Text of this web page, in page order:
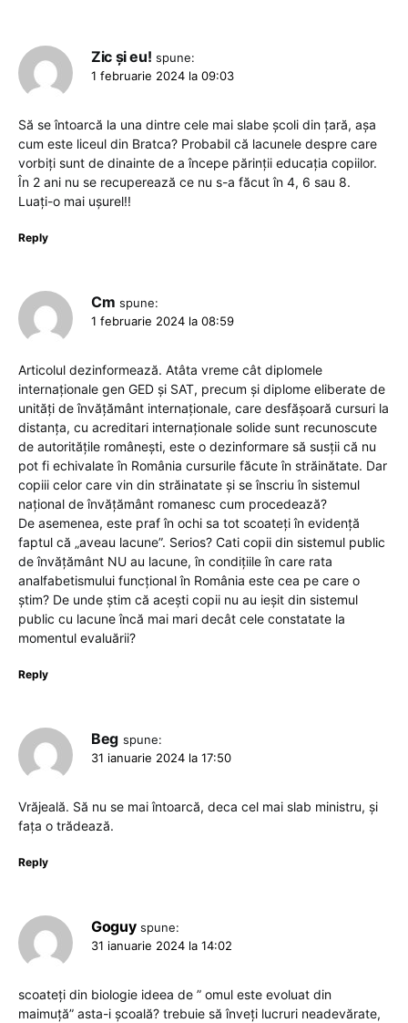
Zic și eu! spune:
1 februarie 2024 la 09:03
Să se întoarcă la una dintre cele mai slabe școli din țară, așa
cum este liceul din Bratca? Probabil că lacunele despre care
vorbiți sunt de dinainte de a începe părinții educația copiilor.
În 2 ani nu se recuperează ce nu s-a făcut în 4, 6 sau 8.
Luați-o mai ușurel!!
Reply
Cm spune:
1 februarie 2024 la 08:59
Articolul dezinformează. Atâta vreme cât diplomele
internaționale gen GED și SAT, precum și diplome eliberate de
unități de învățământ internaționale, care desfășoară cursuri la
distanța, cu acreditari internaționale solide sunt recunoscute
de autoritățile românești, este o dezinformare să susții că nu
pot fi echivalate în România cursurile făcute în străinătate. Dar
copiii celor care vin din străinatate și se înscriu în sistemul
național de învățământ romanesc cum procedează?
De asemenea, este praf în ochi sa tot scoateți în evidență
faptul că „aveau lacune”. Serios? Cati copii din sistemul public
de învățământ NU au lacune, în condițiile în care rata
analfabetismului funcțional în România este cea pe care o
știm? De unde știm că acești copii nu au ieșit din sistemul
public cu lacune încă mai mari decât cele constatate la
momentul evaluării?
Reply
Beg spune:
31 ianuarie 2024 la 17:50
Vrăjeală. Să nu se mai întoarcă, deca cel mai slab ministru, și
fața o trădează.
Reply
Goguy spune:
31 ianuarie 2024 la 14:02
scoateți din biologie ideea de ” omul este evoluat din
maimuță” asta-i școală? trebuie să înveți lucruri neadevărate,